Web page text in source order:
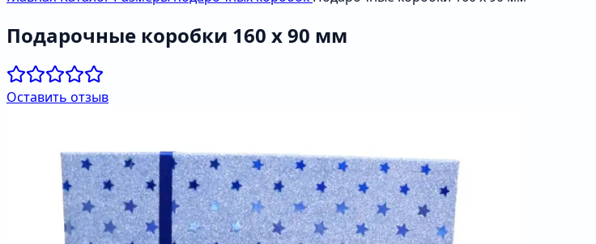
Подарочные коробки 160 x 90 мм
Оставить отзыв